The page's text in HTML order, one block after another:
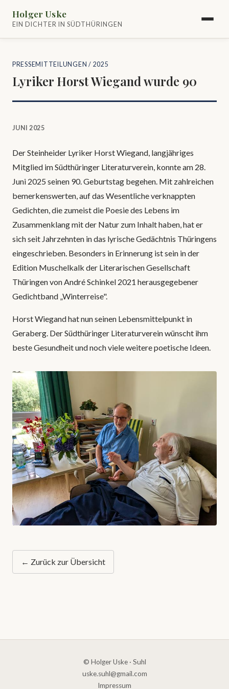
Holger Uske
EIN DICHTER IN SÜDTHÜRINGEN
PRESSEMITTEILUNGEN / 2025
Lyriker Horst Wiegand wurde 90
JUNI 2025
Der Steinheider Lyriker Horst Wiegand, langjähriges
Mitglied im Südthüringer Literaturverein, konnte am 28.
Juni 2025 seinen 90. Geburtstag begehen. Mit zahlreichen
bemerkenswerten, auf das Wesentliche verknappten
Gedichten, die zumeist die Poesie des Lebens im
Zusammenklang mit der Natur zum Inhalt haben, hat er
sich seit Jahrzehnten in das lyrische Gedächtnis Thüringens
eingeschrieben. Besonders in Erinnerung ist sein in der
Edition Muschelkalk der Literarischen Gesellschaft
Thüringen von André Schinkel 2021 herausgegebener
Gedichtband „Winterreise".
Horst Wiegand hat nun seinen Lebensmittelpunkt in
Geraberg. Der Südthüringer Literaturverein wünscht ihm
beste Gesundheit und noch viele weitere poetische Ideen.
← Zurück zur Übersicht
© Holger Uske · Suhl
uske.suhl@gmail.com
Impressum